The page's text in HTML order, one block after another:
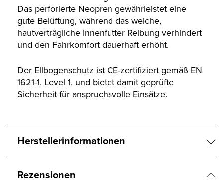
Das perforierte Neopren gewährleistet eine
gute Belüftung, während das weiche,
hautverträgliche Innenfutter Reibung verhindert
und den Fahrkomfort dauerhaft erhöht.
Der Ellbogenschutz ist CE-zertifiziert gemäß EN
1621-1, Level 1, und bietet damit geprüfte
Sicherheit für anspruchsvolle Einsätze.
Herstellerinformationen
Rezensionen